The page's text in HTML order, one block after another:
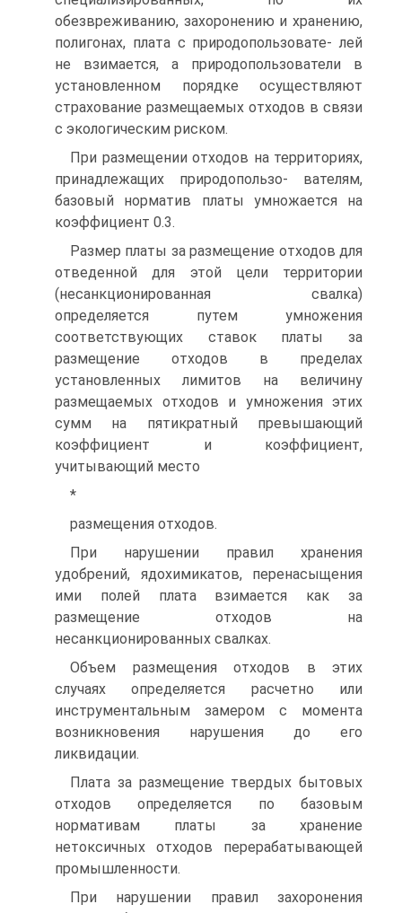
обезвреживанию, захоронению и хранению,
полигонах, плата с природопользовате- лей
не взимается, а природопользователи в
установленном порядке осуществляют
страхование размещаемых отходов в связи
с экологическим риском.
При размещении отходов на территориях,
принадлежащих природопользо- вателям,
базовый норматив платы умножается на
коэффициент 0.3.
Размер платы за размещение отходов для
отведенной для этой цели территории
(несанкционированная свалка)
определяется путем умножения
соответствующих ставок платы за
размещение отходов в пределах
установленных лимитов на величину
размещаемых отходов и умножения этих
сумм на пятикратный превышающий
коэффициент и коэффициент,
учитывающий место
*
размещения отходов.
При нарушении правил хранения
удобрений, ядохимикатов, перенасыщения
ими полей плата взимается как за
размещение отходов на
несанкционированных свалках.
Объем размещения отходов в этих
случаях определяется расчетно или
инструментальным замером с момента
возникновения нарушения до его
ликвидации.
Плата за размещение твердых бытовых
отходов определяется по базовым
нормативам платы за хранение
нетоксичных отходов перерабатывающей
промышленности.
При нарушении правил захоронения